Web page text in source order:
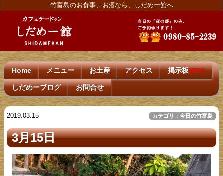
竹富島のお食事、お酒なら、しだめー館へ
Home メニュー お土産 アクセス 掲示板NEW!
しだめーブログ お問合せ
2019.03.15 カテゴリ：今日の竹富島
3月15日